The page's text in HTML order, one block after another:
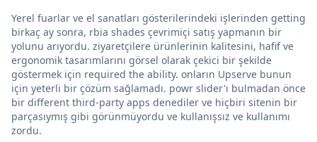
Yerel fuarlar ve el sanatları gösterilerindeki işlerinden getting
birkaç ay sonra, rbia shades çevrimiçi satış yapmanın bir
yolunu arıyordu. ziyaretçilere ürünlerinin kalitesini, hafif ve
ergonomik tasarımlarını görsel olarak çekici bir şekilde
göstermek için required the ability. onların Upserve bunun
için yeterli bir çözüm sağlamadı. powr slider'ı bulmadan önce
bir different third-party apps denediler ve hiçbiri sitenin bir
parçasıymış gibi görünmüyordu ve kullanışsız ve kullanımı
zordu.